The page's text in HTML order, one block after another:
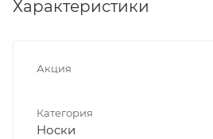
Характеристики
Акция
Категория
Носки